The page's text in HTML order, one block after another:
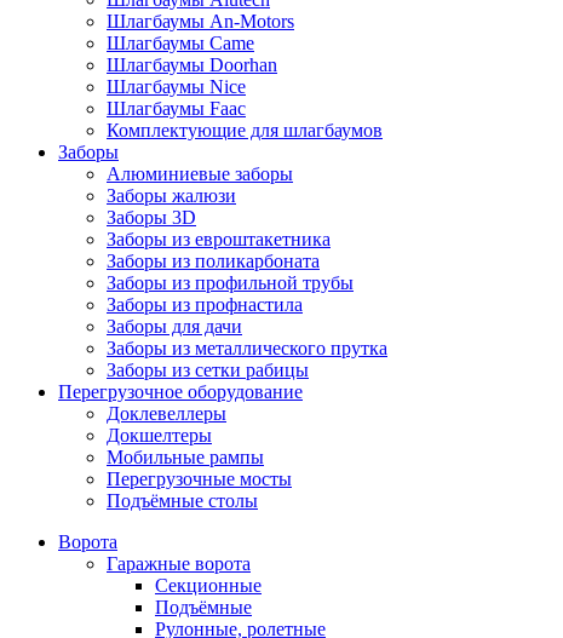
Шлагбаумы An-Motors
Шлагбаумы Came
Шлагбаумы Doorhan
Шлагбаумы Nice
Шлагбаумы Faac
Комплектующие для шлагбаумов
Заборы
Алюминиевые заборы
Заборы жалюзи
Заборы 3D
Заборы из евроштакетника
Заборы из поликарбоната
Заборы из профильной трубы
Заборы из профнастила
Заборы для дачи
Заборы из металлического прутка
Заборы из сетки рабицы
Перегрузочное оборудование
Доклевеллеры
Докшелтеры
Мобильные рампы
Перегрузочные мосты
Подъёмные столы
Ворота
Гаражные ворота
Секционные
Подъёмные
Рулонные, ролетные